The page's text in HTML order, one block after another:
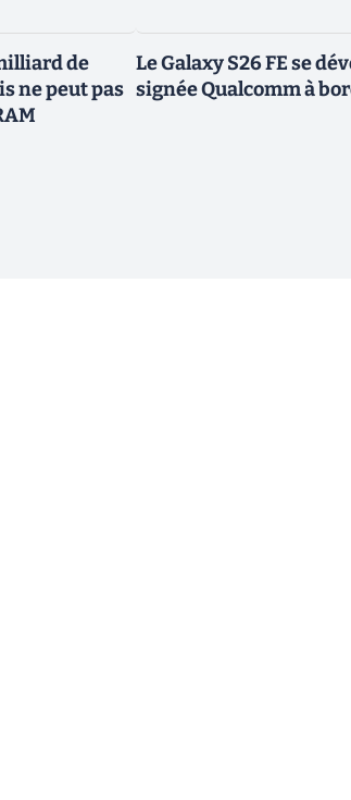
de
ne peut pas
Le Galaxy S26 FE se
signée Qualcomm à